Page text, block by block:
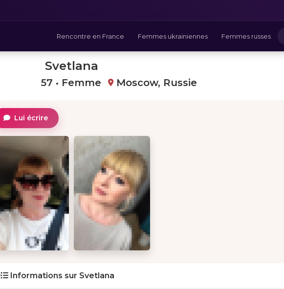
Rencontre en France Femmes ukrainiennes Femmes russes
Svetlana
57 • Femme Moscow, Russie
Lui écrire
Informations sur Svetlana